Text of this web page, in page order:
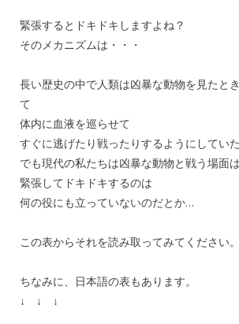
緊張するとドキドキしますよね？
そのメカニズムは・・・
長い歴史の中で人類は凶暴な動物を見たと
て
体内に血液を巡らせて
すぐに逃げたり戦ったりするようにしていた
でも現代の私たちは凶暴な動物と戦う場面は
緊張してドキドキするのは
何の役にも立っていないのだとか…
この表からそれを読み取ってみてください。
ちなみに、日本語の表もあります。
↓ ↓ ↓